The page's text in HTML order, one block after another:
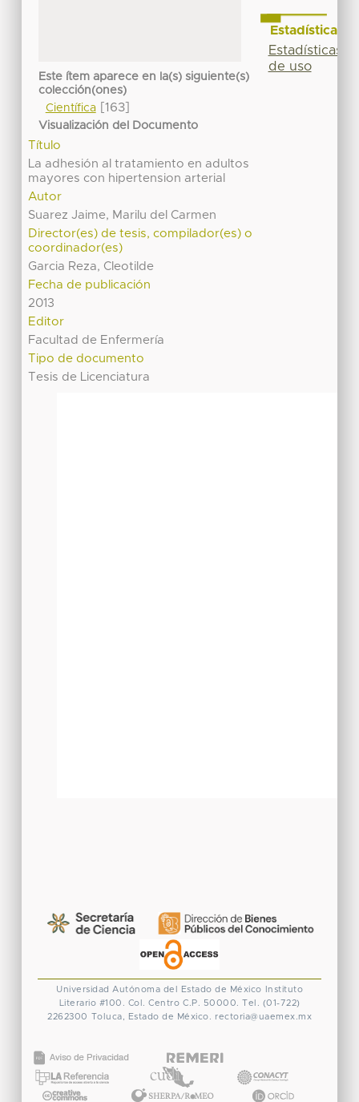
Este ítem aparece en la(s) siguiente(s)
colección(ones)
Científica[163]
Visualización del Documento
Título
La adhesión al tratamiento en adultos
mayores con hipertension arterial
Autor
Suarez Jaime, Marilu del Carmen
Director(es) de tesis, compilador(es) o
coordinador(es)
Garcia Reza, Cleotilde
Fecha de publicación
2013
Editor
Facultad de Enfermería
Tipo de documento
Tesis de Licenciatura
Estadísticas
Estadísticas
de uso
Universidad Autónoma del Estado de México
Instituto
Literario #100. Col. Centro C.P. 50000. Tel. (01-722)
2262300 Toluca, Estado de México. rectoria@uaemex.mx